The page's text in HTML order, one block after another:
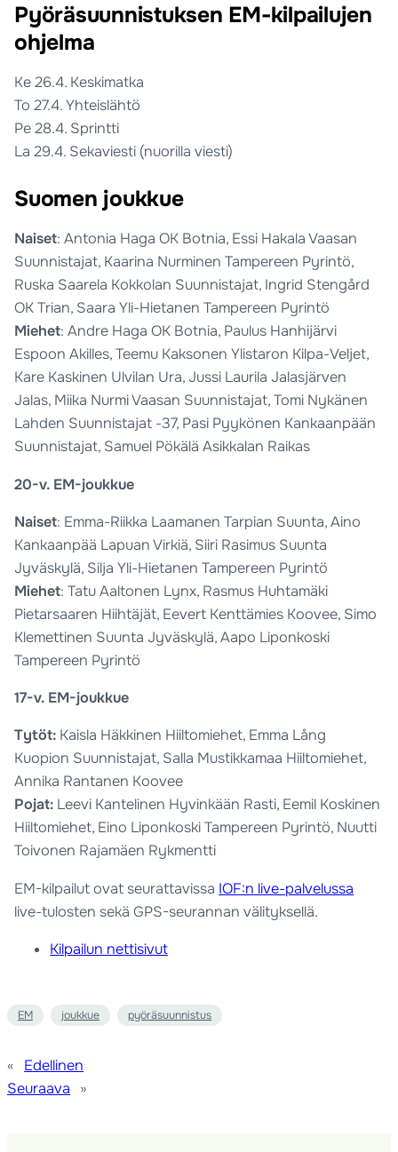
Pyöräsuunnistuksen EM-kilpailujen
ohjelma
Ke 26.4. Keskimatka
To 27.4. Yhteislähtö
Pe 28.4. Sprintti
La 29.4. Sekaviesti (nuorilla viesti)
Suomen joukkue
Naiset: Antonia Haga OK Botnia, Essi Hakala Vaasan
Suunnistajat, Kaarina Nurminen Tampereen Pyrintö,
Ruska Saarela Kokkolan Suunnistajat, Ingrid Stengård
OK Trian, Saara Yli-Hietanen Tampereen Pyrintö
Miehet: Andre Haga OK Botnia, Paulus Hanhijärvi
Espoon Akilles, Teemu Kaksonen Ylistaron Kilpa-Veljet,
Kare Kaskinen Ulvilan Ura, Jussi Laurila Jalasjärven
Jalas, Miika Nurmi Vaasan Suunnistajat, Tomi Nykänen
Lahden Suunnistajat -37, Pasi Pyykönen Kankaanpään
Suunnistajat, Samuel Pökälä Asikkalan Raikas
20-v. EM-joukkue
Naiset: Emma-Riikka Laamanen Tarpian Suunta, Aino
Kankaanpää Lapuan Virkiä, Siiri Rasimus Suunta
Jyväskylä, Silja Yli-Hietanen Tampereen Pyrintö
Miehet: Tatu Aaltonen Lynx, Rasmus Huhtamäki
Pietarsaaren Hiihtäjät, Eevert Kenttämies Koovee, Simo
Klemettinen Suunta Jyväskylä, Aapo Liponkoski
Tampereen Pyrintö
17-v. EM-joukkue
Tytöt: Kaisla Häkkinen Hiiltomiehet, Emma Lång
Kuopion Suunnistajat, Salla Mustikkamaa Hiiltomiehet,
Annika Rantanen Koovee
Pojat: Leevi Kantelinen Hyvinkään Rasti, Eemil Koskinen
Hiiltomiehet, Eino Liponkoski Tampereen Pyrintö, Nuutti
Toivonen Rajamäen Rykmentti
EM-kilpailut ovat seurattavissa IOF:n live-palvelussa
live-tulosten sekä GPS-seurannan välityksellä.
Kilpailun nettisivut
EM joukkue pyöräsuunnistus
«
Edellinen
Seuraava
»